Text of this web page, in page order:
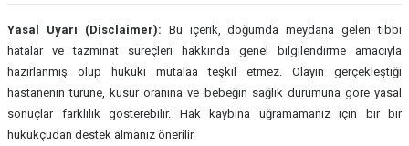
Yasal Uyarı (Disclaimer): Bu içerik, doğumda meydana gelen tıbbi
hatalar ve tazminat süreçleri hakkında genel bilgilendirme amacıyla
hazırlanmış olup hukuki mütalaa teşkil etmez. Olayın gerçekleştiği
hastanenin türüne, kusur oranına ve bebeğin sağlık durumuna göre yasal
sonuçlar farklılık gösterebilir. Hak kaybına uğramamanız için bir bir
hukukçudan destek almanız önerilir.